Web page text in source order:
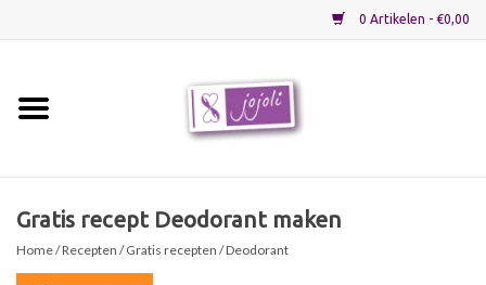
0 Artikelen - €0,00
Verpakkingen
Gratis recept Deodorant maken
Home/Recepten /Gratis recepten / Deodorant